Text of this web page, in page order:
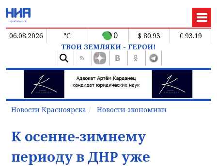
06.08.2026 °C 0 $ 80.93
€ 93.19
ТВОИ ЗЕМЛЯКИ - ГЕРОИ!
Новости Красноярска Новости экономики
К осенне-зимнему
периоду в ДНР уже